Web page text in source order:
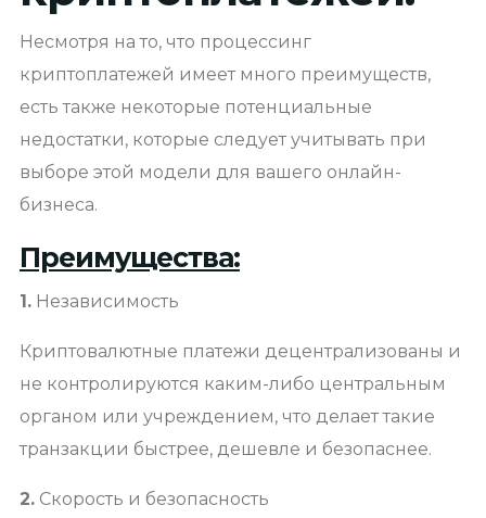
Несмотря на то, что процессинг
криптоплатежей имеет много преимуществ,
есть также некоторые потенциальные
недостатки, которые следует учитывать при
выборе этой модели для вашего онлайн-
бизнеса.
Преимущества:
1. Независимость
Криптовалютные платежи децентрализованы и
не контролируются каким-либо центральным
органом или учреждением, что делает такие
транзакции быстрее, дешевле и безопаснее.
2. Скорость и безопасность